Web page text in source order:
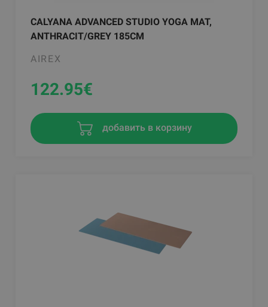
CALYANA ADVANCED STUDIO YOGA MAT,
ANTHRACIT/GREY 185CM
AIREX
122.95€
добавить в корзину